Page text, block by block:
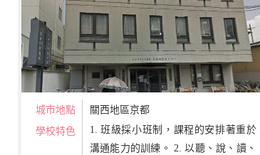
城市地點
關西地區京都
學校特色
1. 班級採小班制，課程的安排著重於
溝通能力的訓練。 2. 以聽、說、讀、